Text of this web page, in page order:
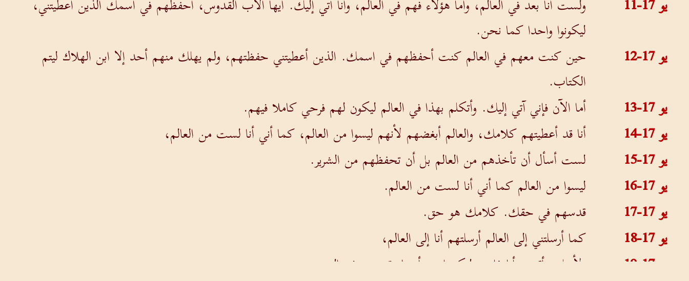
ليكونوا واحدا كما نحن.
يو 17-12
حين كنت معهم في العالم كنت أحفظهم في اسمك. الذين أعطيتني حفظتهم، ولم يهلك منهم أحد إلا ابن الهلاك ليتم
الكتاب.
يو 17-13
أما الآن فإني آتي إليك. وأتكلم بهذا في العالم ليكون لهم فرحي كاملا فيهم.
يو 17-14
أنا قد أعطيتهم كلامك، والعالم أبغضهم لأنهم ليسوا من العالم، كما أني أنا لست من العالم،
يو 17-15
لست أسأل أن تأخذهم من العالم بل أن تحفظهم من الشرير.
يو 17-16
ليسوا من العالم كما أني أنا لست من العالم.
يو 17-17
قدسهم في حقك. كلامك هو حق.
يو 17-18
كما أرسلتني إلى العالم أرسلتهم أنا إلى العالم،
يو 17-19
ولأجلهم أقدس أنا ذاتي، ليكونوا هم أيضا مقدسين في الحق.